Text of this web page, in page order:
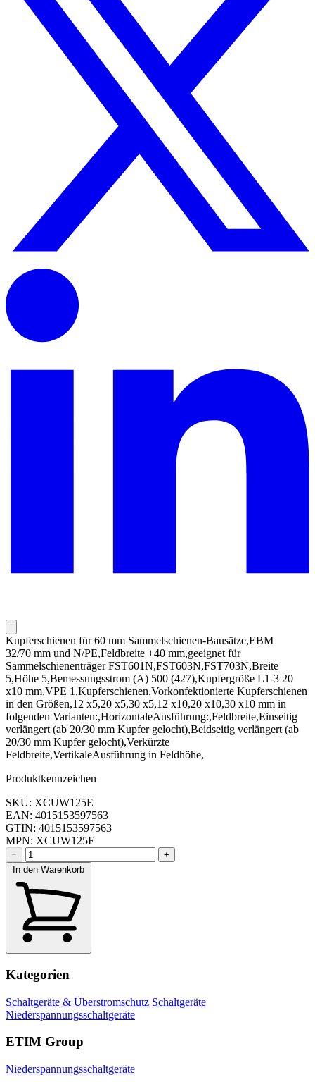
Kupferschienen für 60 mm Sammelschienen-Bausätze,EBM
32/70 mm und N/PE,Feldbreite +40 mm,geeignet für
Sammelschienenträger FST601N,FST603N,FST703N,Breite
5,Höhe 5,Bemessungsstrom (A) 500 (427),Kupfergröße L1-3 20
x10 mm,VPE 1,Kupferschienen,Vorkonfektionierte Kupferschienen
in den Größen,12 x5,20 x5,30 x5,12 x10,20 x10,30 x10 mm in
folgenden Varianten:,HorizontaleAusführung:,Feldbreite,Einseitig
verlängert (ab 20/30 mm Kupfer gelocht),Beidseitig verlängert (ab
20/30 mm Kupfer gelocht),Verkürzte
Feldbreite,VertikaleAusführung in Feldhöhe,
Produktkennzeichen
SKU: XCUW125E
EAN: 4015153597563
GTIN: 4015153597563
MPN: XCUW125E
−
+
In den Warenkorb
Kategorien
Schaltgeräte & Überstromschutz Schaltgeräte
Niederspannungsschaltgeräte
ETIM Group
Niederspannungsschaltgeräte